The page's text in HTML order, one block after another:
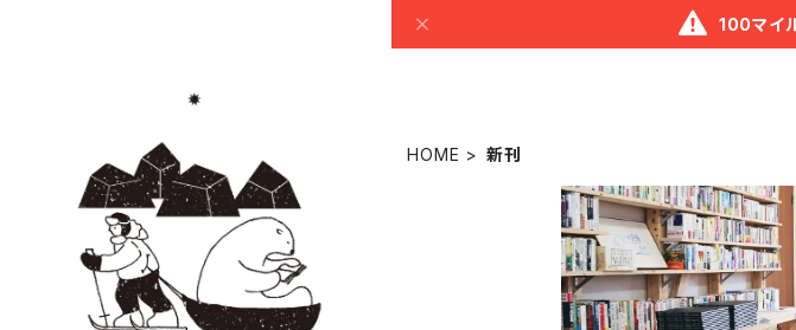
100マイ
HOME 新刊